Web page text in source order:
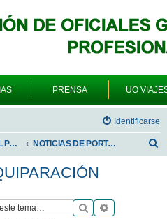
PRENSA UO
Identificarse
FORO GENERAL PARA TODOS LOS USUARIOS NOTICIAS DE PORTADA
Buscar